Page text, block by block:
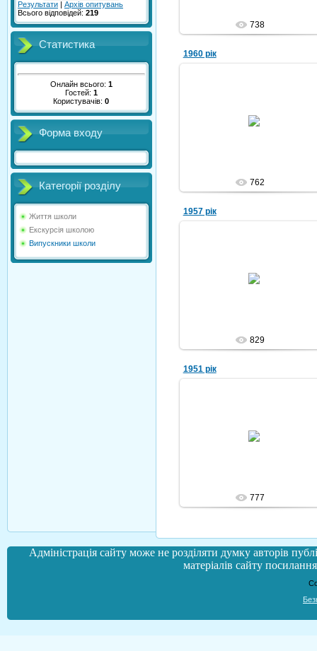
Результати | Архів опитувань
Всього відповідей: 219
Статистика
Онлайн всього: 1
Гостей: 1
Користувачів:0
Форма входу
Категорії розділу
Життя школи
Екскурсія школою
Випускники школи
738
1960 рік
762
1957 рік
829
1951 рік
777
Адміністрація сайту може не розділяти думку авторів
матеріалів сайту